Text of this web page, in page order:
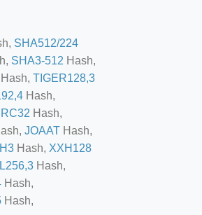
SHA512/224
SHA3-512 Hash,
Hash, TIGER128,3
Hash,
Hash,
JOAAT Hash,
Hash, XXH128
Hash,
Hash,
Hash,